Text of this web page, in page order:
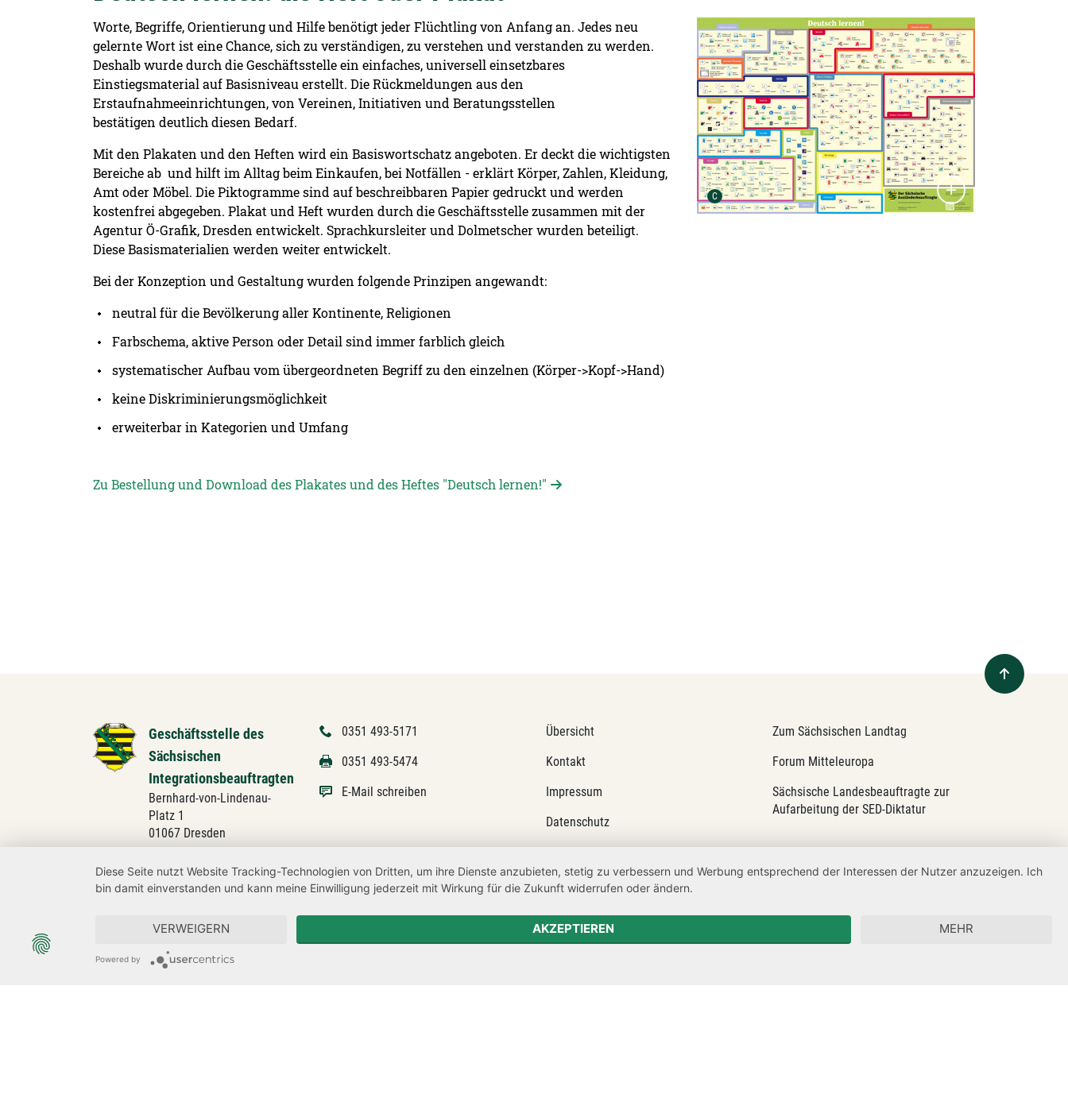
Detailansicht öffnen:
C Urheber der Grafik:
Worte, Begriffe, Orientierung und Hilfe benötigt jeder Flüchtling von Anfang an. Jedes neu
gelernte Wort ist eine Chance, sich zu verständigen, zu verstehen und verstanden zu werden.
Deshalb wurde durch die Geschäftsstelle ein einfaches, universell einsetzbares
Einstiegsmaterial auf Basisniveau erstellt. Die Rückmeldungen aus den
Erstaufnahmeeinrichtungen, von Vereinen, Initiativen und Beratungsstellen
bestätigen deutlich diesen Bedarf.
Mit den Plakaten und den Heften wird ein Basiswortschatz angeboten. Er deckt die wichtigsten
Bereiche ab und hilft im Alltag beim Einkaufen, bei Notfällen - erklärt Körper, Zahlen, Kleidung,
Amt oder Möbel. Die Piktogramme sind auf beschreibbaren Papier gedruckt und werden
kostenfrei abgegeben. Plakat und Heft wurden durch die Geschäftsstelle zusammen mit der
Agentur Ö-Grafik, Dresden entwickelt. Sprachkursleiter und Dolmetscher wurden beteiligt.
Diese Basismaterialien werden weiter entwickelt.
Bei der Konzeption und Gestaltung wurden folgende Prinzipen angewandt:
neutral für die Bevölkerung aller Kontinente, Religionen
Farbschema, aktive Person oder Detail sind immer farblich gleich
systematischer Aufbau vom übergeordneten Begriff zu den einzelnen (Körper->Kopf->Hand)
keine Diskriminierungsmöglichkeit
erweiterbar in Kategorien und Umfang
Zu Bestellung und Download des Plakates und des Heftes "Deutsch lernen!"
Geschäftsstelle des
Sächsischen
Integrationsbeauftragten
Bernhard-von-Lindenau-
Platz 1
01067 Dresden
0351 493-5171
0351 493-5474
E-Mail schreiben
Übersicht
Kontakt
Impressum
Datenschutz
Transparenzanspruch
Hinweisgeberschutz
Barrierefreiheit
Zum Sächsischen Landtag
Forum Mitteleuropa
Sächsische Landesbeauftragte zur
Aufarbeitung der SED-Diktatur
Diese Seite nutzt Website Tracking-Technologien von Dritten, um ihre Dienste anzubieten, stetig zu verbessern und Werbung entsprechend der Interessen der Nutzer anzuzeigen. Ich
bin damit einverstanden und kann meine Einwilligung jederzeit mit Wirkung für die Zukunft widerrufen oder ändern.
VERWEIGERN AKZEPTIEREN MEHR
Powered by